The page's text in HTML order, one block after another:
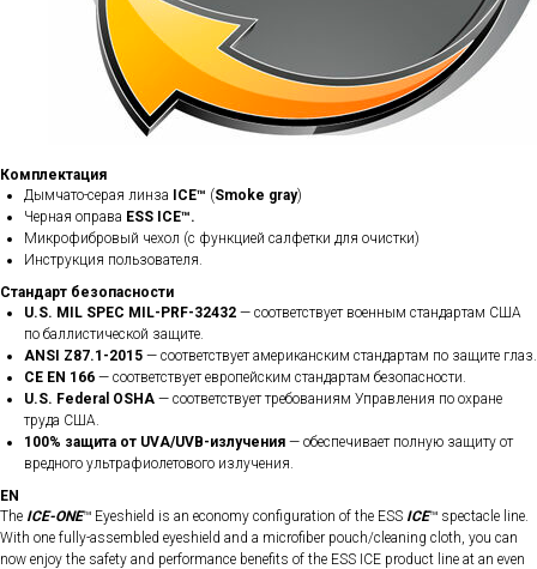
Комплектация
Дымчато-серая линза
ICE™ (Smoke gray)
Черная оправа ESS ICE™.
Микрофибровый чехол (с функцией салфетки для очистки)
Инструкция пользователя.
Стандарт безопасности
U.S. MIL SPEC MIL-PRF-32432 — соответствует военным стандартам США
по баллистической защите.
ANSI Z87.1-2015 — соответствует американским стандартам по защите глаз.
CE EN 166 — соответствует европейским стандартам безопасности.
U.S. Federal OSHA — соответствует требованиям Управления по охране
труда США.
100% защита от UVA/UVB-излучения — обеспечивает полную защиту от
вредного ультрафиолетового излучения.
EN
The ICE-ONE™ Eyeshield is an economy configuration of the ESS ICE™ spectacle line.
With one fully-assembled eyeshield and a microfiber pouch/cleaning cloth, you can
now enjoy the safety and performance benefits of the ESS ICE product line at an even